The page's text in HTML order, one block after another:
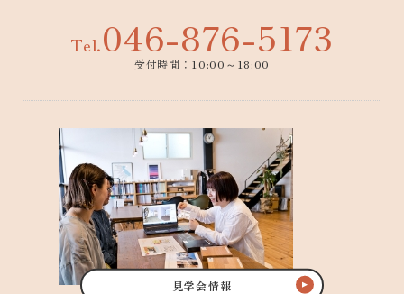
Tel.046-876-5173
受付時間：10:00～18:00
見学会情報